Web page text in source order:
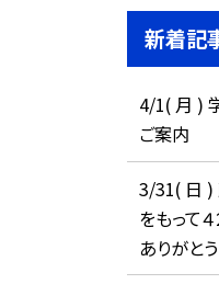
新着記
4/1( 月 )
ご案内
3/31( 日 )
をもって
ありがと